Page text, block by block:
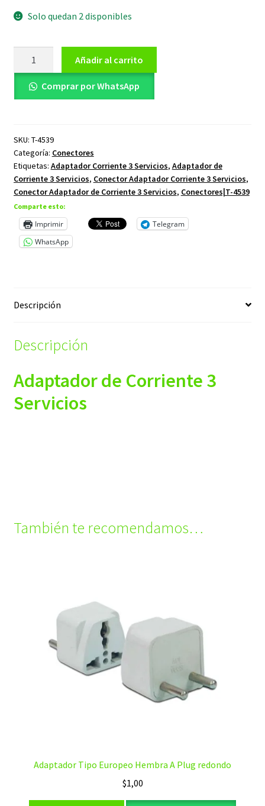
Solo quedan 2 disponibles
Corriente
3
Añadir al carrito
Comprar por WhatsApp
SKU: T-4539
Categoría: Conectores
Etiquetas: Adaptador Corriente 3 Servicios, Adaptador de
Corriente 3 Servicios, Conector Adaptador Corriente 3 Servicios,
Conector Adaptador de Corriente 3 Servicios, Conectores|T-4539
Comparte esto:
Imprimir
Telegram
WhatsApp
Descripción
Descripción
Adaptador de Corriente 3
Servicios
También te recomendamos…
Adaptador Tipo Europeo Hembra A Plug redondo
$1,00